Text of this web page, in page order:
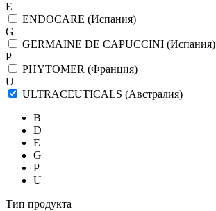
E
ENDOCARE (Испания)
G
GERMAINE DE CAPUCCINI (Испания)
P
PHYTOMER (Франция)
U
ULTRACEUTICALS (Австралия)
B
D
E
G
P
U
Тип продукта